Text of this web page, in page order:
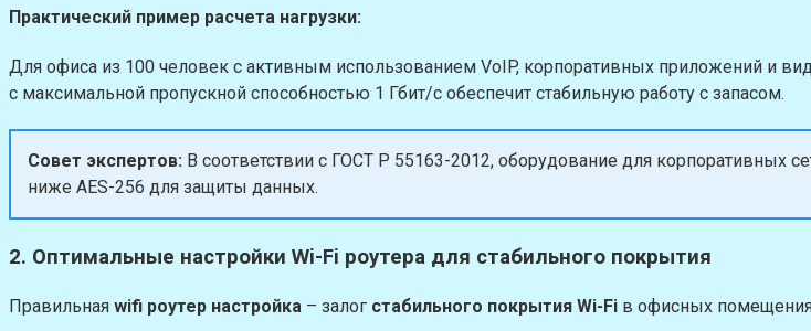
Практический пример расчета нагрузки:
Для офиса из 100 человек с активным использованием VoIP, корпоративных приложений и
с максимальной пропускной способностью 1 Гбит/с обеспечит стабильную работу с запасом.
Совет экспертов: В соответствии с ГОСТ Р 55163-2012, оборудование для корпоративных
ниже AES-256 для защиты данных.
2. Оптимальные настройки Wi-Fi роутера для стабильного покрытия
Правильная wifi роутер настройка – залог стабильного покрытия Wi-Fi в офисных